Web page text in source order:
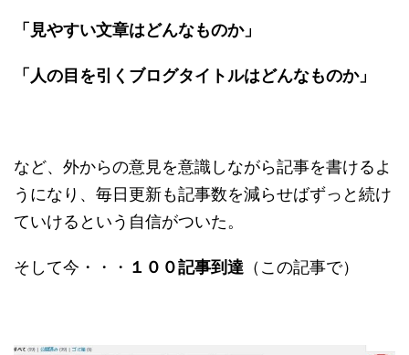
「見やすい文章はどんなものか」
「人の目を引くブログタイトルはどんなものか」
など、外からの意見を意識しながら記事を書けるよ
うになり、毎日更新も記事数を減らせばずっと続け
ていけるという自信がついた。
そして今・・・ １００記事到達 （この記事で）